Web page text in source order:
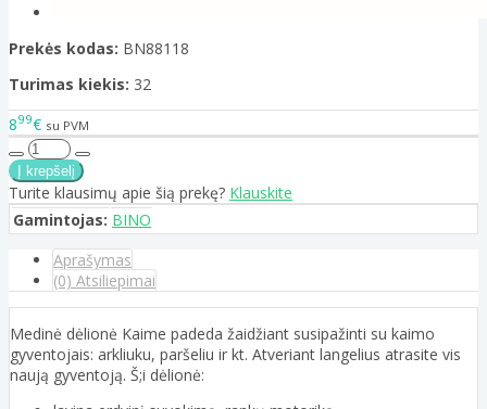
Prekės kodas: BN88118
Turimas kiekis: 32
899€ su PVM
Turite klausimų apie šią prekę? Klauskite
Gamintojas: BINO
Aprašymas
(0) Atsiliepimai
Medinė dėlionė Kaime padeda žaidžiant susipažinti su kaimo
gyventojais: arkliuku, paršeliu ir kt. Atveriant langelius atrasite vis
naują gyventoją. Š;i dėlionė: